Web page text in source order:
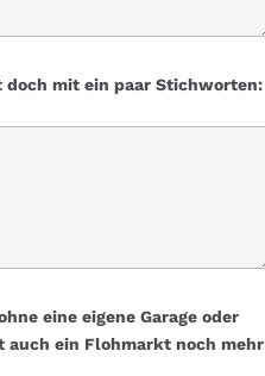
doch mit ein paar Stichworten:
eine eigene Garage oder
auch ein Flohmarkt noch mehr